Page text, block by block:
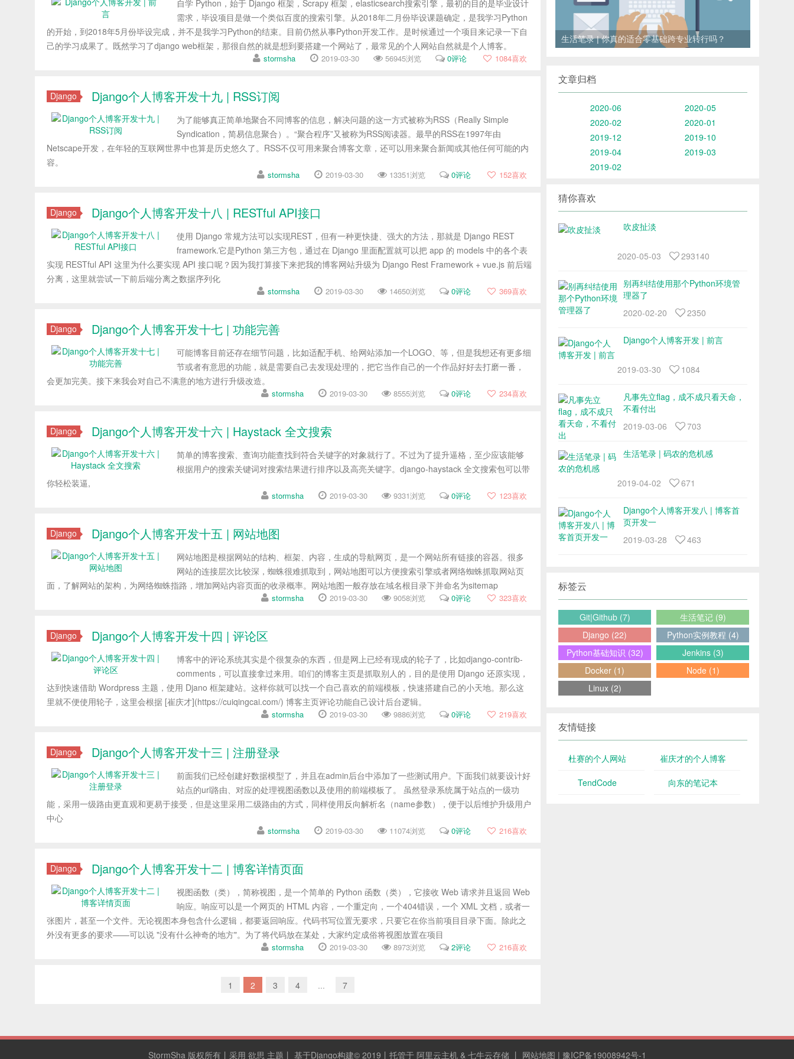
自学 Python，始于 Django 框架，Scrapy 框架，elasticsearch搜索引擎，最初的目的是毕业设计
需求，毕设项目是做一个类似百度的搜索引擎。从2018年二月份毕设课题确定，是我学习Python
的开始，到2018年5月份毕设完成，并不是我学习Python的结束。目前仍然从事Python开发工作。是时候通过一个项目来记录一下自
己的学习成果了。既然学习了django web框架，那很自然的就是想到要搭建一个网站了，最常见的个人网站自然就是个人博客。
stormsha 2019-03-30 56945浏览 0评论 1084喜欢
Django Django个人博客开发十九 | RSS订阅
为了能够真正简单地聚合不同博客的信息，解决问题的这一方式被称为RSS（Really Simple
Syndication，简易信息聚合）。“聚合程序”又被称为RSS阅读器。最早的RSS在1997年由
Netscape开发，在年轻的互联网世界中也算是历史悠久了。RSS不仅可用来聚合博客文章，还可以用来聚合新闻或其他任何可能的内
容。
stormsha 2019-03-30 13351浏览 0评论 152喜欢
Django Django个人博客开发十八 | RESTful API接口
使用 Django 常规方法可以实现REST，但有一种更快捷、强大的方法，那就是 Django REST
framework.它是Python 第三方包，通过在 Django 里面配置就可以把 app 的 models 中的各个表
实现 RESTful API 这里为什么要实现 API 接口呢？因为我打算接下来把我的博客网站升级为 Django Rest Framework + vue.js 前后端
分离，这里就尝试一下前后端分离之数据序列化
stormsha 2019-03-30 14650浏览 0评论 369喜欢
Django Django个人博客开发十七 | 功能完善
可能博客目前还存在细节问题，比如适配手机、给网站添加一个LOGO、等，但是我想还有更多细
节或者有意思的功能，就是需要自己去发现处理的，把它当作自己的一个作品好好去打磨一番，
会更加完美。接下来我会对自己不满意的地方进行升级改造。
stormsha 2019-03-30 8555浏览 0评论 234喜欢
Django Django个人博客开发十六 | Haystack 全文搜索
简单的博客搜索、查询功能查找到符合关键字的对象就行了。不过为了提升逼格，至少应该能够
根据用户的搜索关键词对搜索结果进行排序以及高亮关键字。django-haystack 全文搜索包可以带
你轻松装逼,
stormsha 2019-03-30 9331浏览 0评论 123喜欢
Django Django个人博客开发十五 | 网站地图
网站地图是根据网站的结构、框架、内容，生成的导航网页，是一个网站所有链接的容器。很多
网站的连接层次比较深，蜘蛛很难抓取到，网站地图可以方便搜索引擎或者网络蜘蛛抓取网站页
面，了解网站的架构，为网络蜘蛛指路，增加网站内容页面的收录概率。网站地图一般存放在域名根目录下并命名为sitemap
stormsha 2019-03-30 9058浏览 0评论 323喜欢
Django Django个人博客开发十四 | 评论区
博客中的评论系统其实是个很复杂的东西，但是网上已经有现成的轮子了，比如django-contrib-
comments，可以直接拿过来用。咱们的博客主页是抓取别人的，目的是使用 Django 还原实现，
达到快速借助 Wordpress 主题，使用 Djano 框架建站。这样你就可以找一个自己喜欢的前端模板，快速搭建自己的小天地。那么这
里就不便使用轮子，这里会根据 [崔庆才](https://cuiqingcai.com/) 博客主页评论功能自己设计后台逻辑。
stormsha 2019-03-30 9886浏览 0评论 219喜欢
Django Django个人博客开发十三 | 注册登录
前面我们已经创建好数据模型了，并且在admin后台中添加了一些测试用户。下面我们就要设计好
站点的url路由、对应的处理视图函数以及使用的前端模板了。 虽然登录系统属于站点的一级功
能，采用一级路由更直观和更易于接受，但是这里采用二级路由的方式，同样使用反向解析名（name参数），便于以后维护升级用户
中心
stormsha 2019-03-30 11074浏览 0评论 216喜欢
Django Django个人博客开发十二 | 博客详情页面
视图函数（类），简称视图，是一个简单的 Python 函数（类），它接收 Web 请求并且返回 Web
响应。响应可以是一个网页的 HTML 内容，一个重定向，一个404错误，一个 XML 文档，或者一
张图片，甚至一个文件。无论视图本身包含什么逻辑，都要返回响应。代码书写位置无要求，只要它在你当前项目目录下面。除此之
外没有更多的要求——可以说 "没有什么神奇的地方"。为了将代码放在某处，大家约定成俗将视图放置在项目
stormsha 2019-03-30 8973浏览 2评论 216喜欢
1 2 3 4 ... 7
生活笔录 | 你真的适合零基础跨专业转行吗？
<
文章归档
2020-06
2020-05
2020-02
2020-01
2019-12
2019-10
2019-04
2019-03
2019-02
猜你喜欢
吹皮扯淡
2020-05-03 293140
别再纠结使用那个Python环境管
理器了
2020-02-20
2350
Django个人博客开发 | 前言
2019-03-30 1084
凡事先立flag，成不成只看天命，
不看付出
2019-03-06
703
生活笔录 | 码农的危机感
2019-04-02 671
Django个人博客开发八 | 博客首
页开发一
2019-03-28
463
标签云
Git|Github (7)
生活笔记 (9)
Django (22)
Python实例教程 (4)
Python基础知识 (32)
Jenkins (3)
Docker (1)
Node (1)
Linux (2)
友情链接
杜赛的个人网站 崔庆才的个人博客
TendCode 向东的笔记本
StormSha版权所有丨采用 欲思 主题丨 基于Django构建© 2019丨托管于 阿里云主机& 七牛云存储 丨 网站地图 | 豫ICP备19008942号-1